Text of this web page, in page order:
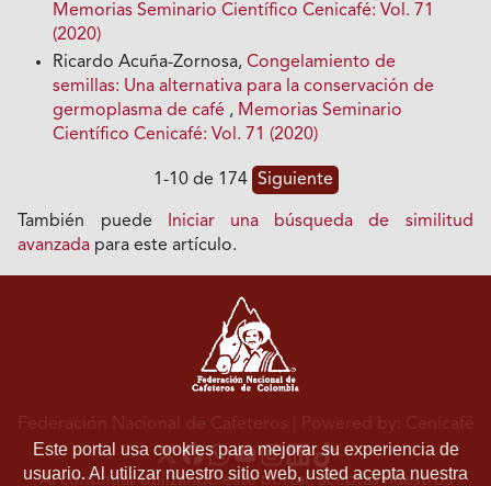
Memorias Seminario Científico Cenicafé: Vol. 71
(2020)
Ricardo Acuña-Zornosa,Congelamiento de
semillas: Una alternativa para la conservación de
germoplasma de café , Memorias Seminario
Científico Cenicafé: Vol. 71 (2020)
1-10 de 174 Siguiente
También puede
Iniciar una búsqueda de similitud
avanzada para este artículo.
Este portal usa cookies para mejorar su experiencia de
usuario. Al utilizar nuestro sitio web, usted acepta nuestra
Federación Nacional de Cafeteros | Powered by: Cenicafé
Al continuar utilizando este portal, aceptas nuestros